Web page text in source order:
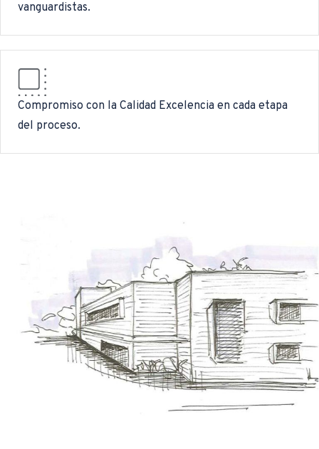
vanguardistas.
Compromiso con la Calidad Excelencia en cada etapa
del proceso.